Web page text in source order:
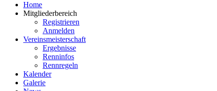
Home
Mitgliederbereich
Registrieren
Anmelden
Vereinsmeisterschaft
Ergebnisse
Renninfos
Rennregeln
Kalender
Galerie